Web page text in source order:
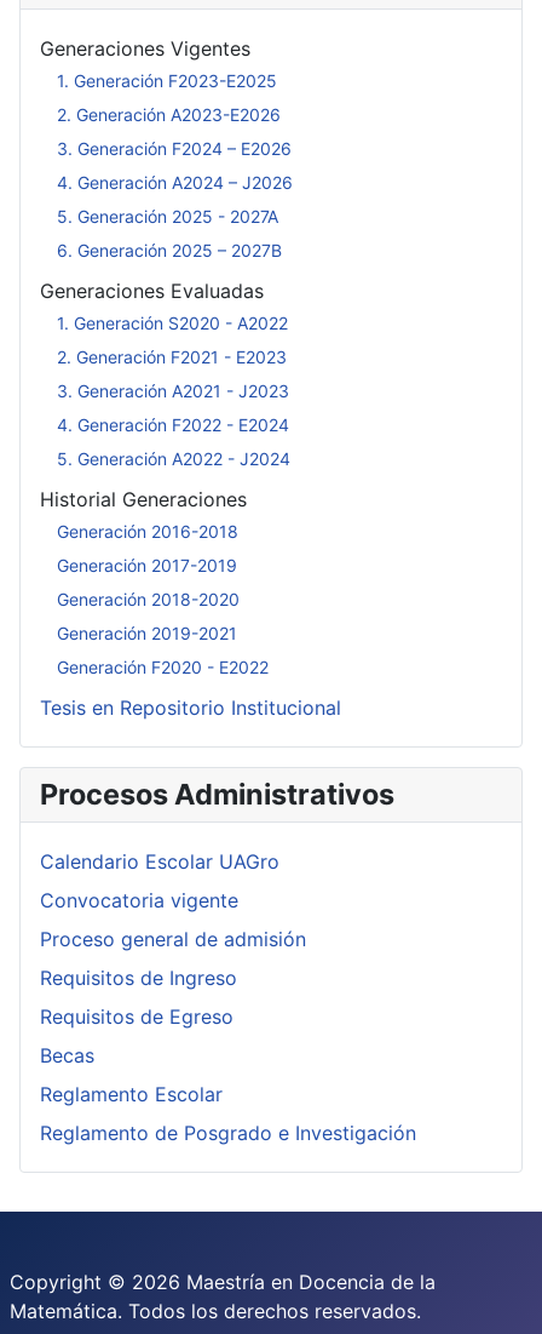
Generaciones Vigentes
1. Generación F2023-E2025
2. Generación A2023-E2026
3. Generación F2024 – E2026
4. Generación A2024 – J2026
5. Generación 2025 - 2027A
6. Generación 2025 – 2027B
Generaciones Evaluadas
1. Generación S2020 - A2022
2. Generación F2021 - E2023
3. Generación A2021 - J2023
4. Generación F2022 - E2024
5. Generación A2022 - J2024
Historial Generaciones
Generación 2016-2018
Generación 2017-2019
Generación 2018-2020
Generación 2019-2021
Generación F2020 - E2022
Tesis en Repositorio Institucional
Procesos Administrativos
Calendario Escolar UAGro
Convocatoria vigente
Proceso general de admisión
Requisitos de Ingreso
Requisitos de Egreso
Becas
Reglamento Escolar
Reglamento de Posgrado e Investigación
Copyright © 2026 Maestría en Docencia de la
Matemática. Todos los derechos reservados.